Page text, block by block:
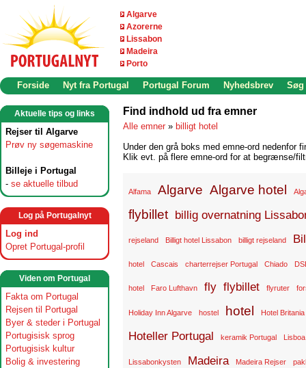
Algarve
Azorerne
Lissabon
Madeira
Porto
Forside Nyt fra Portugal Portugal Forum Nyhedsbrev Søg
Aktuelle tips og links
Rejser til Algarve
Prøv ny søgemaskine
Billeje i Portugal
- se aktuelle tilbud
Log på Portugalnyt
Log ind
Opret Portugal-profil
Viden om Portugal
Fakta om Portugal
Rejsen til Portugal
Byer & steder i Portugal
Portugisisk sprog
Portugisisk kultur
Bolig & investering
Find indhold ud fra emner
Alle emner » billigt hotel
Under den grå boks med emne-ord nedenfor
Klik evt. på flere emne-ord for at begrænse/
Alfama Algarve Algarve hotel
flybillet billig overnatning
rejseland Billigt hotel Lissabon billigt rejseland
hotel Cascais charterrejser Portugal Chiado
hotel Faro Lufthavn fly flybillet flyruter
Holiday Inn Algarve hostel hotel Hotel Britania
Hoteller Portugal keramik Portugal Lisboa
Lissabonkysten Madeira Madeira Rejser